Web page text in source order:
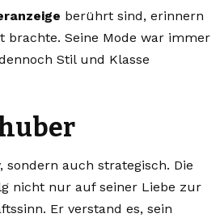
berührt sind, erinnern
brachte. Seine Mode war immer
Stil und Klasse
auch strategisch. Die
nicht nur auf seiner Liebe zur
Er verstand es, sein